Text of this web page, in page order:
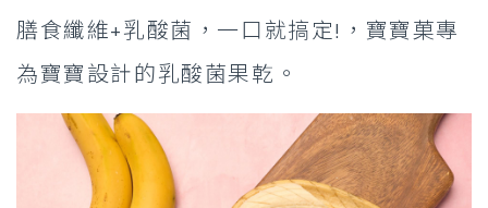
膳食纖維+乳酸菌，一口就搞定!，寶寶菓專
為寶寶設計的乳酸菌果乾。